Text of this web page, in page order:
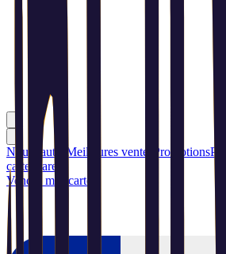
Nouveautés Meilleures ventes Promotions
cartes rares
Vendre mes cartes